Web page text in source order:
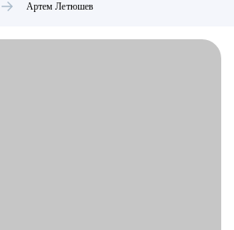
Артем Летюшев